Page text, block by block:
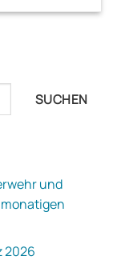
SUCHEN
und
2026